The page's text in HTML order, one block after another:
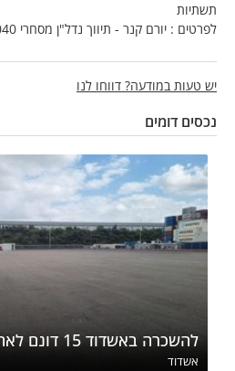
תשתיות
לפרטים : יורם קנר - תיווך נדל"ן מסחרי 0523315040
יש טעות במודעה? דווחו לנו
נכסים דומים
להשכרה באשדוד 15 דונם לאחסנה פתוחה
אשדוד